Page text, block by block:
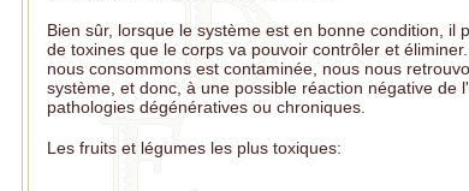
Bien sûr, lorsque le système est en bonne condition,
de toxines que le corps va pouvoir contrôler et
nous consommons est contaminée, nous nous
système, et donc, à une possible réaction négative
pathologies dégénératives ou chroniques.
Les fruits et légumes les plus toxiques: